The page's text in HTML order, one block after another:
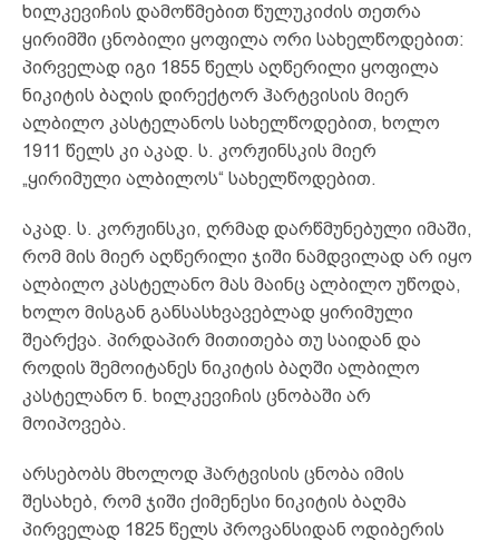
ხილკევიჩის დამოწმებით წულუკიძის თეთრა
ყირიმში ცნობილი ყოფილა ორი სახელწოდებით:
პირველად იგი 1855 წელს აღწერილი ყოფილა
ნიკიტის ბაღის დირექტორ ჰარტვისის მიერ
ალბილო კასტელანოს სახელწოდებით, ხოლო
1911 წელს კი აკად. ს. კორჟინსკის მიერ
„ყირიმული ალბილოს“ სახელწოდებით.
აკად. ს. კორჟინსკი, ღრმად დარწმუნებული იმაში,
რომ მის მიერ აღწერილი ჯიში ნამდვილად არ იყო
ალბილო კასტელანო მას მაინც ალბილო უწოდა,
ხოლო მისგან განსასხვავებლად ყირიმული
შეარქვა. პირდაპირ მითითება თუ საიდან და
როდის შემოიტანეს ნიკიტის ბაღში ალბილო
კასტელანო ნ. ხილკევიჩის ცნობაში არ
მოიპოვება.
არსებობს მხოლოდ ჰარტვისის ცნობა იმის
შესახებ, რომ ჯიში ქიმენესი ნიკიტის ბაღმა
პირველად 1825 წელს პროვანსიდან ოდიბერის